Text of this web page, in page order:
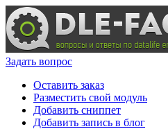
Задать вопрос
Оставить заказ
Разместить свой модуль
Добавить сниппет
Добавить запись в блог